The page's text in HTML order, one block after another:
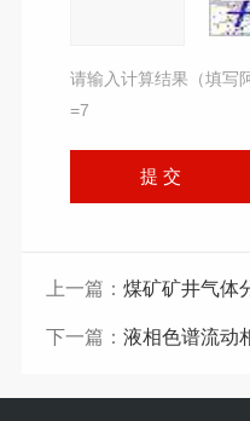
请输入计算结果（填写
=7
上一篇： 煤矿矿井气体
下一篇： 液相色谱流动